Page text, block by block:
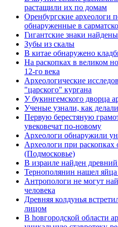
растащили их по домам
Оренбургские археологи
обнаруженные в
Гигантские знаки
Зубы из скалы
В китае обнаружено
На раскопках в великом
12-го века
Археологические
"царского" кургана
У букингемского дворца
Ученые узнали, как
Первую берестяную
увековечат по-новому
Археологи обнаружили
Археологи при
(Подмосковье)
В израиле найден
Тернополянин нашел яйца
Антропологи не могут
человека
Древняя колдунья
лицом
В hовгородской области